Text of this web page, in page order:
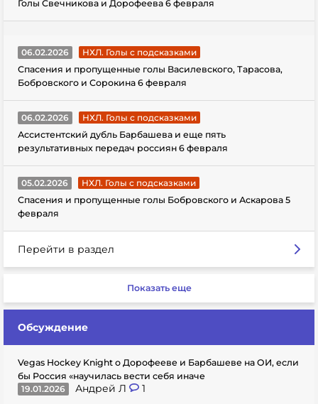
Голы Свечникова и Дорофеева 6 февраля
06.02.2026
НХЛ. Голы с подсказками
Спасения и пропущенные голы Василевского, Тарасова,
Бобровского и Сорокина 6 февраля
06.02.2026
НХЛ. Голы с подсказками
Ассистентский дубль Барбашева и еще пять
результативных передач россиян 6 февраля
05.02.2026
НХЛ. Голы с подсказками
Спасения и пропущенные голы Бобровского и Аскарова 5
февраля
Перейти в раздел
Показать еще
Обсуждение
Vegas Hockey Knight о Дорофееве и Барбашеве на ОИ, если
бы Россия «научилась вести себя иначе
19.01.2026
Андрей Л 1